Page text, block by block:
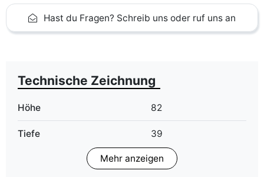
Hast du Fragen? Schreib uns oder ruf uns an
Technische Zeichnung
Höhe 82
Tiefe 39
Matt
Mehr anzeigen